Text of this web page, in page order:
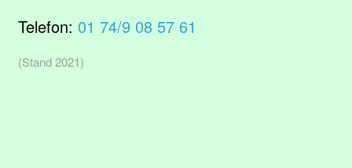
Telefon: 01 74/9 08 57 61
(Stand 2021)